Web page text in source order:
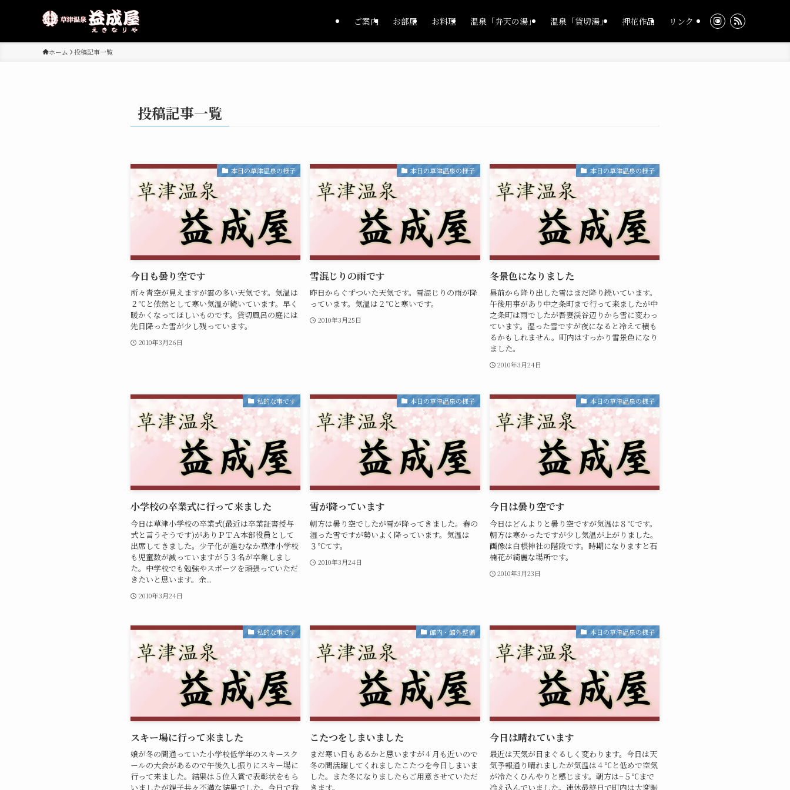
ご案内 お部屋 お料理 温泉「弁天の湯」 温泉「貸切湯」 押花作品 リンク
ホーム 投稿記事一覧
投稿記事一覧
本日の草津温泉の様子
今日も曇り空です
所々青空が見えますが雲の多い天気です。気温は
２℃と依然として寒い気温が続いています。早く
暖かくなってほしいものです。貸切風呂の庭には
先日降った雪が少し残っています。
2010年3月26日
本日の草津温泉の様子
雪混じりの雨です
昨日からぐずついた天気です。雪混じりの雨が降
っています。気温は２℃と寒いです。
2010年3月25日
本日の草津温泉の様子
冬景色になりました
昼前から降り出した雪はまだ降り続いています。
午後用事があり中之条町まで行って来ましたが中
之条町は雨でしたが吾妻渓谷辺りから雪に変わっ
ています。湿った雪ですが夜になると冷えて積も
るかもしれません。町内はすっかり雪景色になり
ました。
2010年3月24日
私的な事です
小学校の卒業式に行って来ました
今日は草津小学校の卒業式(最近は卒業証書授与
式と言うそうです)がありＰＴＡ本部役員として
出席してきました。少子化が進むなか草津小学校
も児童数が減っていますが５３名が卒業しまし
た。中学校でも勉強やスポーツを頑張っていただ
きたいと思います。余...
2010年3月24日
本日の草津温泉の様子
雪が降っています
朝方は曇り空でしたが雪が降ってきました。春の
湿った雪ですが勢いよく降っています。気温は
３℃てす。
2010年3月24日
本日の草津温泉の様子
今日は曇り空です
今日はどんよりと曇り空ですが気温は８℃です。
朝方は寒かったですが少し気温が上がりました。
画像は白根神社の階段です。時期になりますと石
楠花が綺麗な場所です。
2010年3月23日
私的な事です
スキー場に行って来ました
娘が冬の間通っていた小学校低学年のスキースク
ールの大会があるので午後久し振りにスキー場に
行って来ました。結果は５位入賞で表彰状をもら
いましたが親子共々不満な結果でした。今日で我
館内・館外整備
こたつをしまいました
まだ寒い日もあるかと思いますが４月も近いので
冬の間活躍してくれましたこたつを今日しまいま
した。また冬になりましたらご用意させていただ
きます。
本日の草津温泉の様子
今日は晴れています
最近は天気が目まぐるしく変わります。今日は天
気予報通り晴れましたが気温は４℃と低めで空気
が冷たくひんやりと感じます。朝方は−５℃まで
冷え込んでいました。連休最終日で町内は大変賑